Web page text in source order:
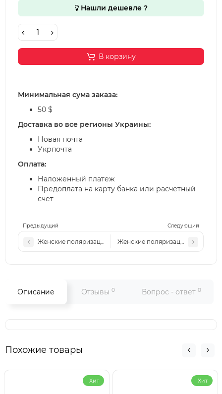
Предыдущий Следующий
Женские поляризационные солнцезащитные очки LV
Женские поляризационные
Нашли дешевле ?
В корзину
Минимальная сума заказа:
50 $
Доставка во все регионы Украины:
Новая почта
Укрпочта
Оплата:
Наложенный платеж
Предоплата на карту банка или расчетный
счет
Описание Отзывы 0 Вопрос - ответ 0
Похожие товары
Хит Хит